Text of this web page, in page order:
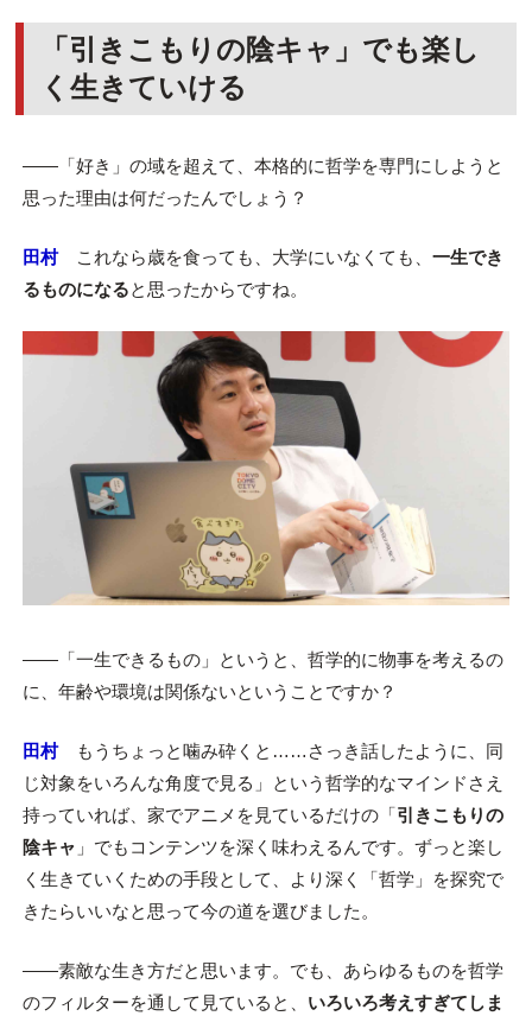
「引きこもりの陰キャ」でも楽し
く生きていける
――「好き」の域を超えて、本格的に哲学を専門にしようと
思った理由は何だったんでしょう？
田村これなら歳を食っても、大学にいなくても、 一生でき
るものになると思ったからですね。
――「一生できるもの」というと、哲学的に物事を考えるの
に、年齢や環境は関係ないということですか？
田村もうちょっと噛み砕くと……さっき話したように、同
じ対象をいろんな角度で見る」という哲学的なマインドさえ
持っていれば、家でアニメを見ているだけの「引きこもりの
陰キャ 」でもコンテンツを深く味わえるんです。ずっと楽し
く生きていくための手段として、より深く「哲学」を探究で
きたらいいなと思って今の道を選びました。
――素敵な生き方だと思います。でも、あらゆるものを哲学
のフィルターを通して見ていると、 いろいろ考えすぎてしま